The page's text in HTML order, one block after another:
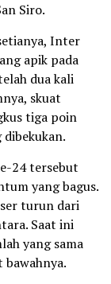
Siro.
Inter
apik pada
dua kali
skuat
tiga poin
24 tersebut
yang bagus.
turun dari
Saat ini
yang sama